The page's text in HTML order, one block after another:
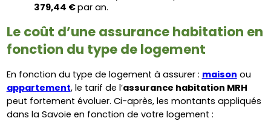
379,44 € par an.
Le coût d’une assurance habitation en
fonction du type de logement
En fonction du type de logement à assurer : maison
appartement, le tarif de l’
peut fortement évoluer. Ci-après, les montants appliqués
dans la Savoie en fonction de votre logement :